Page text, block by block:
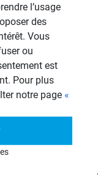
l’usage
des
Vous
ou
est
Pour plus
notre page «